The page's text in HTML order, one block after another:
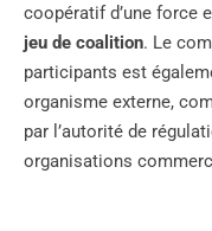
coopératif d’une force
jeu de coalition. Le
participants est
organisme externe,
par l’autorité de
organisations